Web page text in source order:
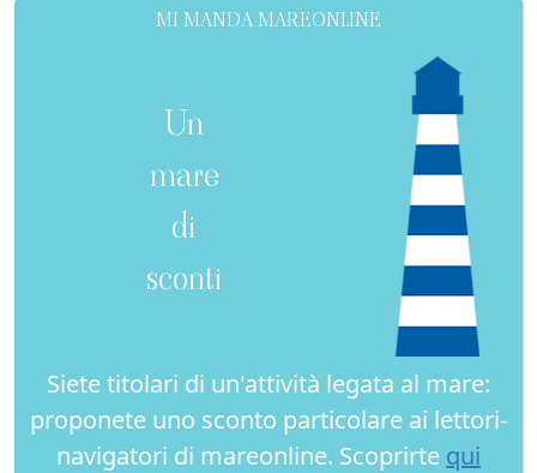
MI MANDA MAREONLINE
Un
mare
di
sconti
Siete titolari di un'attività legata al mare:
proponete uno sconto particolare ai lettori-
navigatori di mareonline. Scoprirte qui